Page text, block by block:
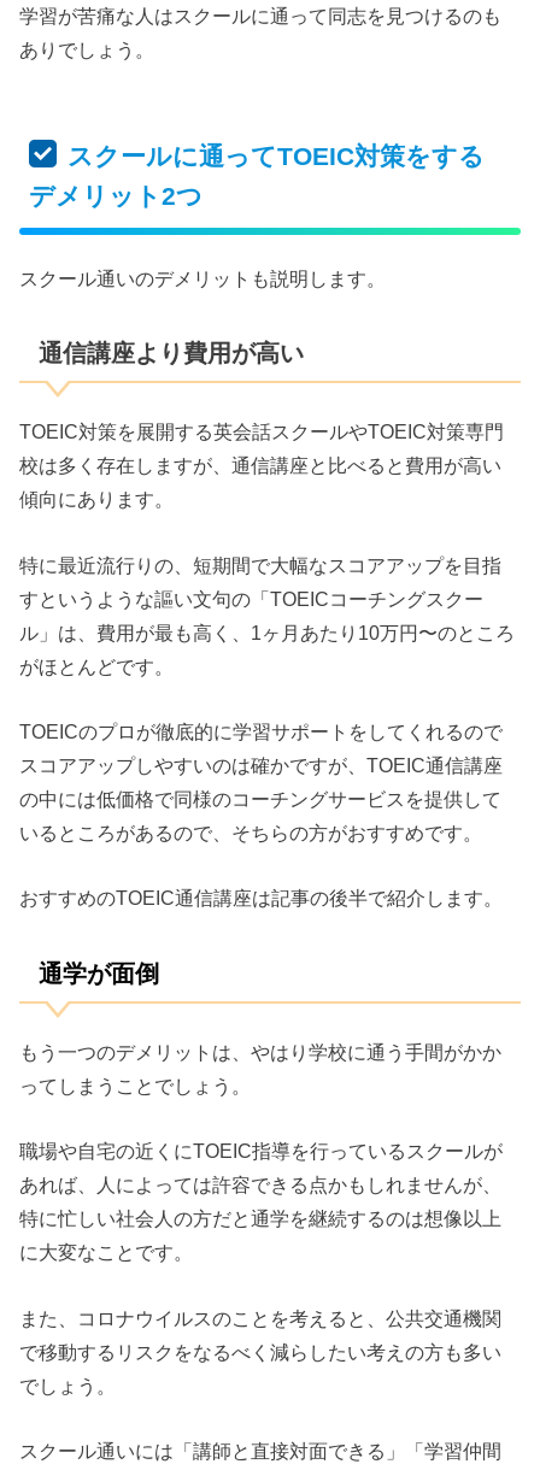
学習が苦痛な人はスクールに通って同志を見つけるのも
ありでしょう。
スクールに通ってTOEIC対策をする
デメリット2つ
スクール通いのデメリットも説明します。
通信講座より費用が高い
TOEIC対策を展開する英会話スクールやTOEIC対策専門
校は多く存在しますが、通信講座と比べると費用が高い
傾向にあります。
特に最近流行りの、短期間で大幅なスコアアップを目指
すというような謳い文句の「TOEICコーチングスクー
ル」は、費用が最も高く、1ヶ月あたり10万円〜のところ
がほとんどです。
TOEICのプロが徹底的に学習サポートをしてくれるので
スコアアップしやすいのは確かですが、TOEIC通信講座
の中には低価格で同様のコーチングサービスを提供して
いるところがあるので、そちらの方がおすすめです。
おすすめのTOEIC通信講座は記事の後半で紹介します。
通学が面倒
もう一つのデメリットは、やはり学校に通う手間がかか
ってしまうことでしょう。
職場や自宅の近くにTOEIC指導を行っているスクールが
あれば、人によっては許容できる点かもしれませんが、
特に忙しい社会人の方だと通学を継続するのは想像以上
に大変なことです。
また、コロナウイルスのことを考えると、公共交通機関
で移動するリスクをなるべく減らしたい考えの方も多い
でしょう。
スクール通いには「講師と直接対面できる」「学習仲間